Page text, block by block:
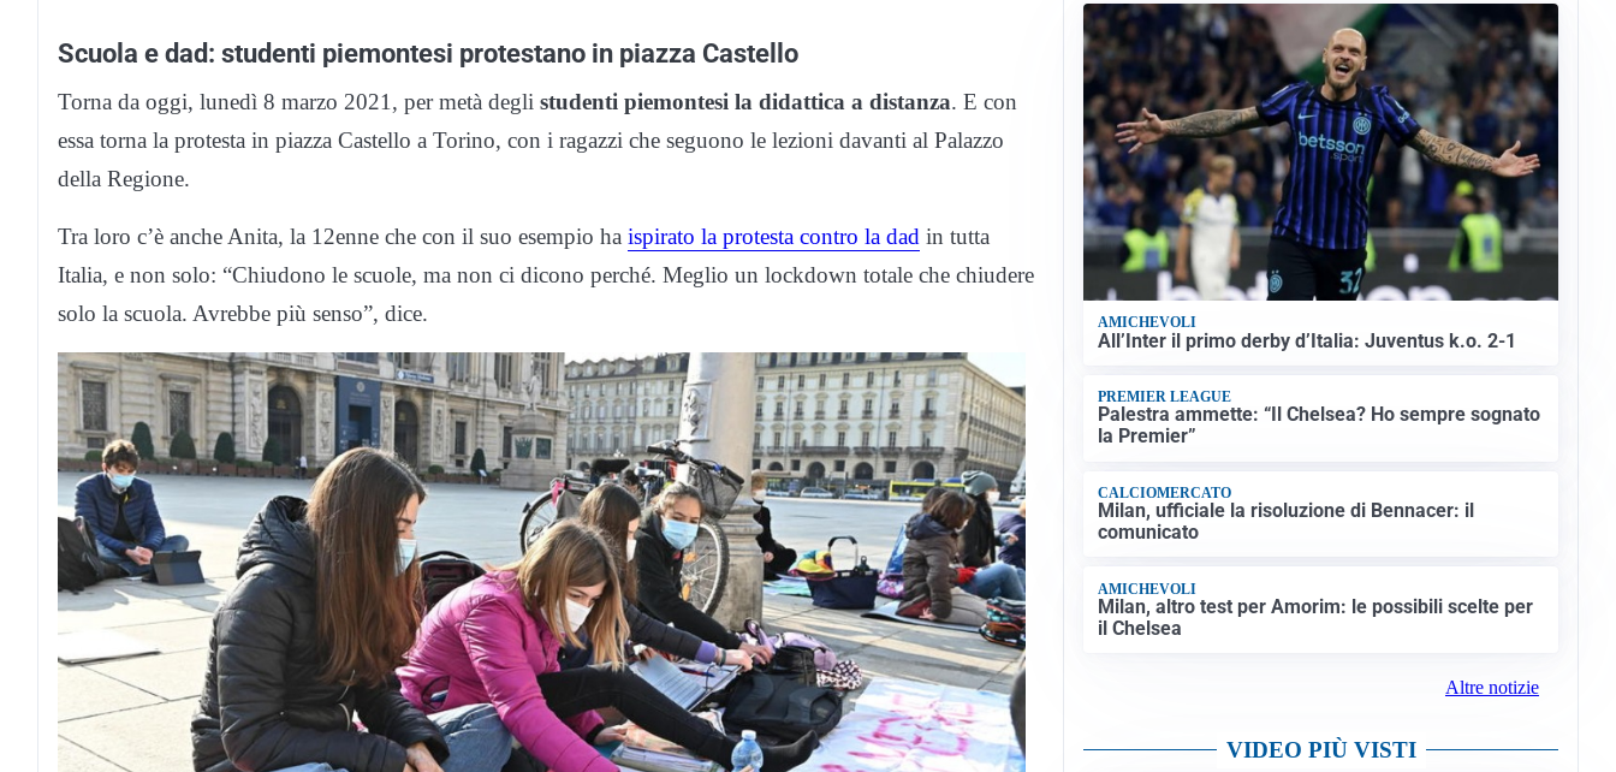
Scuola e dad: studenti piemontesi protestano in piazza Castello
Torna da oggi, lunedì 8 marzo 2021, per metà degli studenti piemontesi la didattica a distanza. E con
essa torna la protesta in piazza Castello a Torino, con i ragazzi che seguono le lezioni davanti al Palazzo
della Regione.
Tra loro c’è anche Anita, la 12enne che con il suo esempio ha ispirato la protesta contro la dad in tutta
Italia, e non solo: “Chiudono le scuole, ma non ci dicono perché. Meglio un lockdown totale che chiudere
solo la scuola. Avrebbe più senso”, dice.
AMICHEVOLI
All’Inter il primo derby d’Italia: Juventus k.o. 2-1
PREMIER LEAGUE
Palestra ammette: “Il Chelsea? Ho sempre sognato
la Premier”
CALCIOMERCATO
Milan, ufficiale la risoluzione di Bennacer: il
comunicato
AMICHEVOLI
Milan, altro test per Amorim: le possibili scelte per
il Chelsea
Altre notizie
VIDEO PIÙ VISTI